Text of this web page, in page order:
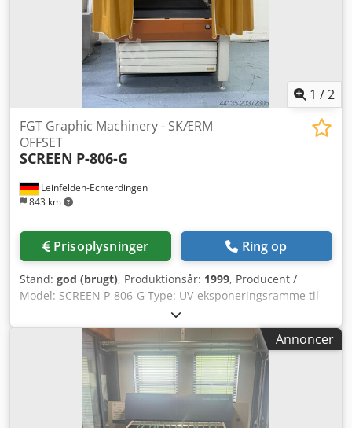
1 /2
Leinfelden-Echterdingen
843 km
FGT Graphic Machinery - SKÆRM
OFFSET
SCREEN P-806-G
Prisoplysninger Ring op
Stand: god (brugt), Produktionsår: 1999, Producent /
Model: SCREEN P-806-G Type: UV-eksponeringsramme til
flexografiske / offset trykplader Lampenhed: VIO Quick Star
PUG-4003P (Japan Storage Battery Co., Ltd.) Produktionsår
(lampe): 1999 Placering: Tyskland _____ Tekniske data
Eksponeringsområde: Ca. 800 × 600 mm Lampetype: VIO
Quick Star UV-lampe UPX-4003 Strømforsyning: 400 V 3
faset – 50/60 Hz Kølesystem: Tvungen luftkøling med
integreret blæser Design: Overeksponeringsramme med
Annoncer